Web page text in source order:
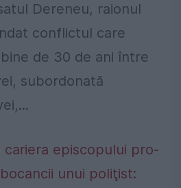
Dereneu, raionul
conflictul care
de 30 de ani între
subordonată